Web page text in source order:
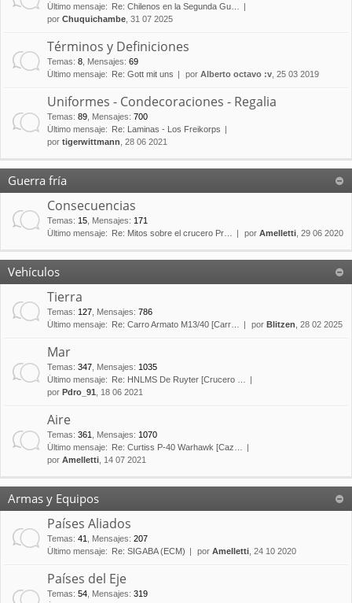
Último mensaje:
Re: Chilenos en la Segunda Gu…
por Chuquichambe , 31 07 2025
Términos y Definiciones
Temas: 8 Mensajes: 69
Último mensaje:
Re: Gott mit uns por Alberto octavo :v , 25 03 2019
Uniformes - Condecoraciones - Regalia
Temas: 89 Mensajes: 700
Último mensaje:
Re: Laminas - Los Freikorps
por tigerwittmann , 28 06 2021
Guerra fría
Consecuencias
Temas: 15 Mensajes: 171
Último mensaje:
Re: Mitos sobre el crucero Pr… por Amelletti , 29 06 2020
Vehículos
Tierra
Temas: 127 Mensajes: 786
Último mensaje:
Re: Carro Armato M13/40 [Carr… por Blitzen , 28 02 2025
Mar
Temas: 347 Mensajes: 1035
Último mensaje:
Re: HNLMS De Ruyter [Crucero …
por Pdro_91 , 18 06 2021
Aire
Temas: 361 Mensajes: 1070
Último mensaje:
Re: Curtiss P-40 Warhawk [Caz…
por Amelletti , 14 07 2021
Armas y Equipos
Países Aliados
Temas: 41 Mensajes: 207
Último mensaje:
Re: SIGABA (ECM) por Amelletti , 24 10 2020
Países del Eje
Temas: 54 Mensajes: 319